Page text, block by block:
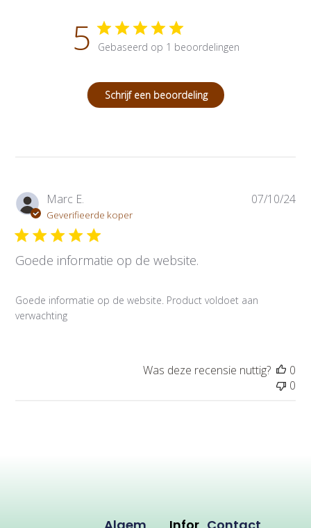
5 Gebaseerd op 1 beoordelingen
Schrijf een beoordeling
Marc E.
Geverifieerde koper
Goede informatie op de website.
Goede informatie op de website. Product voldoet aan
verwachting
P
a
t
07/10/24
Was deze recensie nuttig?
0
0